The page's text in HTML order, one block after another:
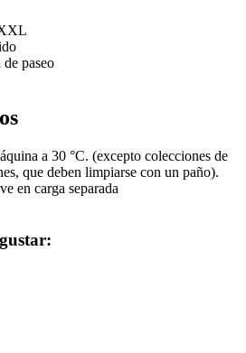
paseo
a 30 °C. (excepto colecciones de
que deben limpiarse con un paño).
en carga separada